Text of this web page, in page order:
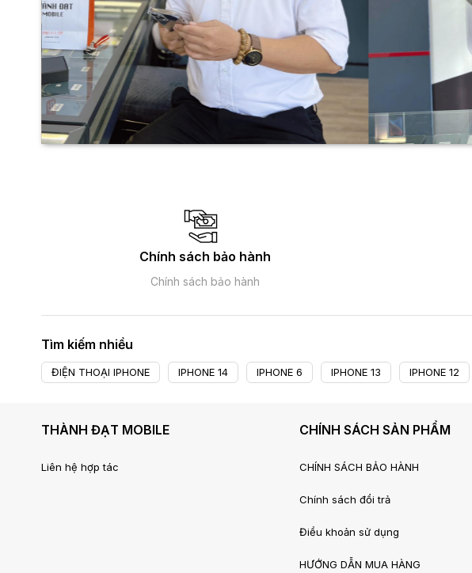
Chính sách bảo hành
Chính sách bảo hành
Tìm kiếm nhiều
ĐIỆN THOẠI IPHONE IPHONE 14 IPHONE 6 IPHONE 13 IPHONE 12
THÀNH ĐẠT MOBILE
Liên hệ hợp tác
CHÍNH SÁCH SẢN PHẨM
CHÍNH SÁCH BẢO HÀNH
Chính sách đổi trả
Điều khoản sử dụng
HƯỚNG DẪN MUA HÀNG